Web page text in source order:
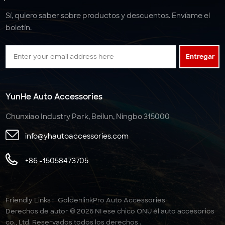
Sí, quiero saber sobre productos y descuentos. Envíame el
boletín.
Entregar
YunHe Auto Accessories
Chunxiao Industry Park, Beilun, Ningbo 315000
info@yhautoaccessories.com
+86 -15058473705
Friendly Links : GoldenlinkPro Auto Accessories
Derechos de autor © 2026 NI ese chico ONU él auto accesorios
co., Ltd. Reservados todos los derechos .